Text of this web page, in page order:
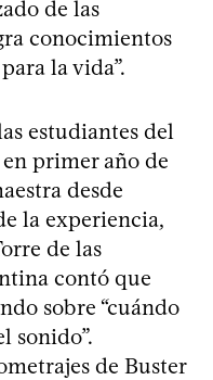
de las
conocimientos
la vida”.
estudiantes del
primer año de
desde
la experiencia,
de las
contó que
sobre “cuándo
sonido”.
de Buster